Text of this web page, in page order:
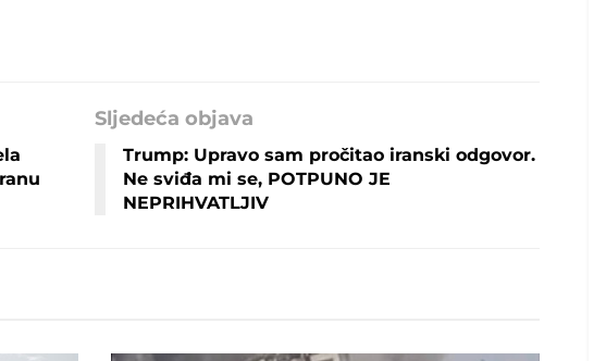
Sljedeća objava
Trump: Upravo sam pročitao iranski odgovor.
Ne sviđa mi se, POTPUNO JE
NEPRIHVATLJIV